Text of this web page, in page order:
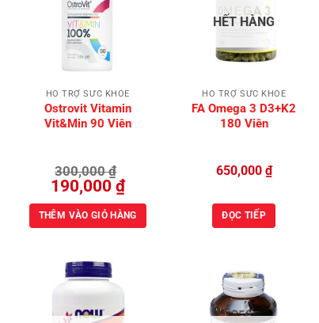
HỖ TRỢ SỨC KHỎE
Ostrovit Vitamin
Vit&Min 90 Viên
300,000₫
Giá
gốc
là:
300,000 ₫.
190,000 ₫Giá
hiện
tại
là:
190,000 ₫.
THÊM VÀO GIỎ HÀNG
Wishlist
HẾT HÀNG
HỖ TRỢ SỨC KHỎE
FA Omega 3 D3+K2
180 Viên
650,000 ₫
ĐỌC TIẾP